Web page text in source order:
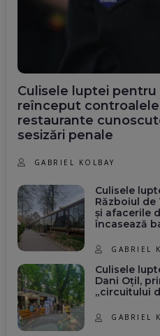
Culisele luptei pentru
reînceput controalele
restaurante
sesizări penale
GABRIEL KOLBAY
Culisele
Războiul de
și afacerile
încasează
GABRIEL
Culisele
Dani Oțil,
„circuitului
GABRIEL